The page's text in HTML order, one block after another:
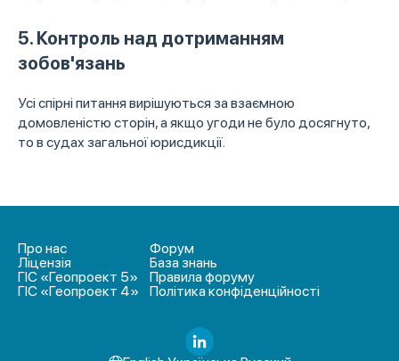
5. Контроль над дотриманням
зобов'язань
Усі спірні питання вирішуються за взаємною
домовленістю сторін, а якщо угоди не було досягнуто,
то в судах загальної юрисдикції.
Про нас
Ліцензія
ГІС «Геопроект 5»
ГІС «Геопроект 4»
Форум
База знань
Правила форуму
Політика конфіденційності